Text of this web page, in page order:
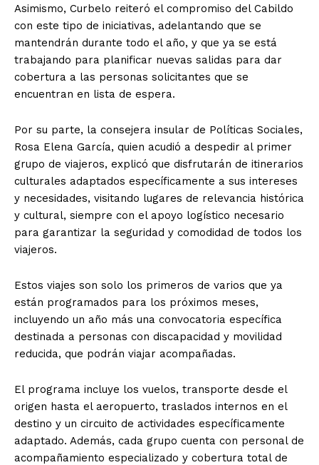
Asimismo, Curbelo reiteró el compromiso del Cabildo
con este tipo de iniciativas, adelantando que se
mantendrán durante todo el año, y que ya se está
trabajando para planificar nuevas salidas para dar
cobertura a las personas solicitantes que se
encuentran en lista de espera.
Por su parte, la consejera insular de Políticas Sociales,
Rosa Elena García, quien acudió a despedir al primer
grupo de viajeros, explicó que disfrutarán de itinerarios
culturales adaptados específicamente a sus intereses
y necesidades, visitando lugares de relevancia histórica
y cultural, siempre con el apoyo logístico necesario
para garantizar la seguridad y comodidad de todos los
viajeros.
Estos viajes son solo los primeros de varios que ya
están programados para los próximos meses,
incluyendo un año más una convocatoria específica
destinada a personas con discapacidad y movilidad
reducida, que podrán viajar acompañadas.
El programa incluye los vuelos, transporte desde el
origen hasta el aeropuerto, traslados internos en el
destino y un circuito de actividades específicamente
adaptado. Además, cada grupo cuenta con personal de
acompañamiento especializado y cobertura total de